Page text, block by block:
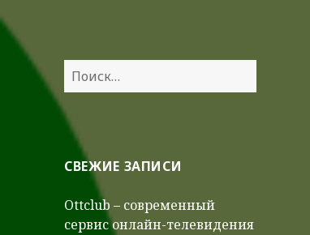
Найти:
СВЕЖИЕ ЗАПИСИ
Ottclub – современный
сервис онлайн-телевидения